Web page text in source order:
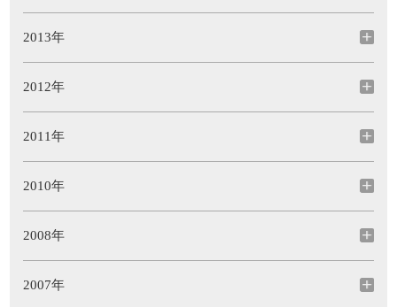
2013年
2012年
2011年
2010年
2008年
2007年